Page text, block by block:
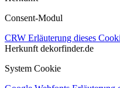
Consent-Modul
CRW Erläuterung dieses
Herkunft dekorfinder.de
System Cookie